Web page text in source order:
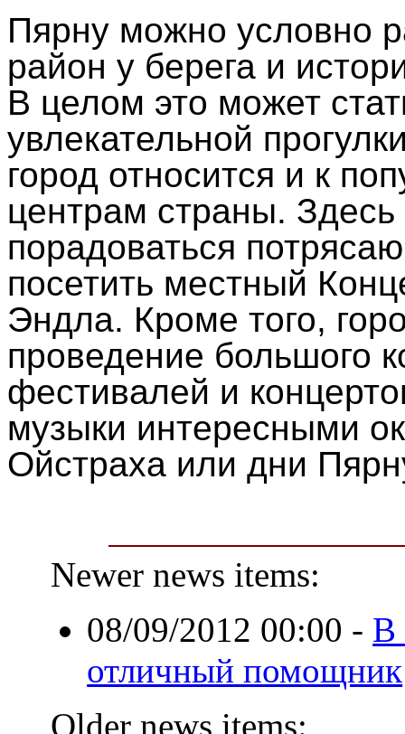
Пярну можно условно
район у берега и
В целом это может
увлекательной
город относится и к
центрам страны.
порадоваться
посетить местный
Эндла. Кроме того,
проведение большого
фестивалей и
музыки интересными
Ойстраха или дни
Newer news items:
08/09/2012 00:00 - В
отличный помощник
Older news items: